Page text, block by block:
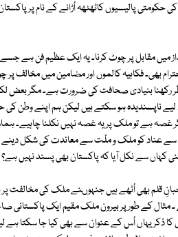
پالیسیوں کاٹھٹھہ اُڑانے کے نام پر
مقابل پر چوٹ کرنا۔ یہ ایک عظیم فن ہے جسے
بھی۔ فکاہیہ کالموں اور مضامین میں مخالف
رکھنا بنیادی صحافت کی ضرورت ہے۔ مگر بعض
ناپسندیدہ ہو سکتے ہیں لیکن ہم اپنے وطن کی
غصہ ہے تو ملک پر یہ غصہ نہیں نکلنا چاہیے۔
سے عناد کو ملک و ملّت سے معاندت کی شکل دینے
کہاں سے نکل آیا کہ پاکستان بھی پسند نہیں ہے؟
قلم بھی اُٹھے ہیں جنہوںنے ملک کی مخالفت پر
۔ مثال کے طور پر بیرون ملک مقیم ایک پاکستانی
ذکر یہاں اُس کے عنوان سے بھی کیا جا سکتا ہے